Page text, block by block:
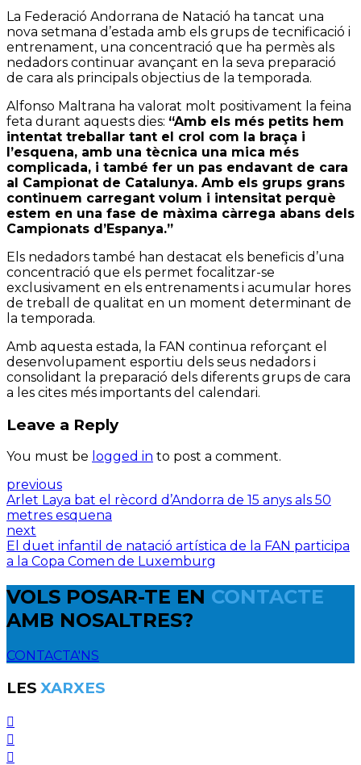
La Federació Andorrana de Natació ha tancat una
nova setmana d’estada amb els grups de tecnificació i
entrenament, una concentració que ha permès als
nedadors continuar avançant en la seva preparació
de cara als principals objectius de la temporada.
Alfonso Maltrana ha valorat molt positivament la feina
feta durant aquests dies: “Amb els més petits hem
intentat treballar tant el crol com la braça i
l’esquena, amb una tècnica una mica més
complicada, i també fer un pas endavant de cara
al Campionat de Catalunya. Amb els grups grans
continuem carregant volum i intensitat perquè
estem en una fase de màxima càrrega abans dels
Campionats d’Espanya.”
Els nedadors també han destacat els beneficis d’una
concentració que els permet focalitzar-se
exclusivament en els entrenaments i acumular hores
de treball de qualitat en un moment determinant de
la temporada.
Amb aquesta estada, la FAN continua reforçant el
desenvolupament esportiu dels seus nedadors i
consolidant la preparació dels diferents grups de cara
a les cites més importants del calendari.
Leave a Reply
You must be logged in to post a comment.
previous
Arlet Laya bat el rècord d’Andorra de 15 anys als 50
metres esquena
next
El duet infantil de natació artística de la FAN participa
a la Copa Comen de Luxemburg
VOLS POSAR-TE EN CONTACTE
AMB NOSALTRES?
CONTACTA'NS
LES XARXES